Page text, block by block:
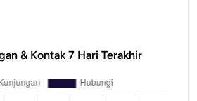
& Kontak 7 Hari Terakhir